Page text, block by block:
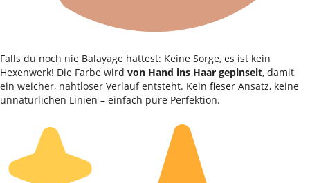
Falls du noch nie Balayage hattest: Keine Sorge, es ist kein
Hexenwerk! Die Farbe wird von Hand ins Haar gepinselt, damit
ein weicher, nahtloser Verlauf entsteht. Kein fieser Ansatz, keine
unnatürlichen Linien – einfach pure Perfektion.